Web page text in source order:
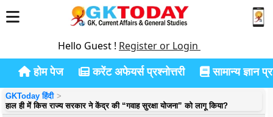
Hello Guest ! Register or Login
होम पेज करेंट अफेयर्स प्रश्नोत्तरी सामान्य ज्ञान
GKToday हिंदी
हाल ही में किस राज्य सरकार ने केंद्र की “गवाह सुरक्षा योजना” को लागू किया?